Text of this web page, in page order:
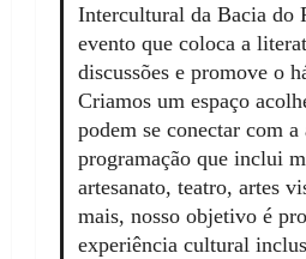
Intercultural da Bacia do
evento que coloca a
discussões e promove o
Criamos um espaço
podem se conectar com
programação que inclui
artesanato, teatro, artes
mais, nosso objetivo é
experiência cultural